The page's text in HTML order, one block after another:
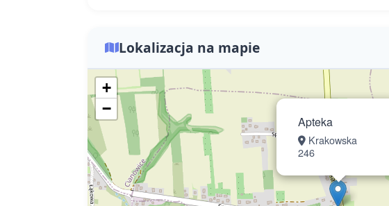
Lokalizacja na mapie
Apteka
Krakowska
246
+
−